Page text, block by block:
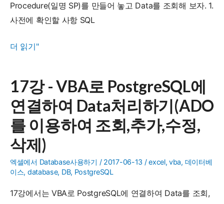
보
박
목
채
우
기
Procedure(일명 SP)를 만들어 놓고 Data를 조회해 보자. 1.
사전에 확인할 사항 SQL
18
VBA
로
MS
SQL
Server
에
연
결
더 읽기"
17강 - VBA로 PostgreSQL에
연결하여 Data처리하기(ADO
를 이용하여 조회,추가,수정,
삭제)
엑셀에서 Database사용하기 / 2017-06-13 /excel,vba, 데이터베
이스, database, DB, PostgreSQL
17강에서는 VBA로 PostgreSQL에 연결하여 Data를 조회,